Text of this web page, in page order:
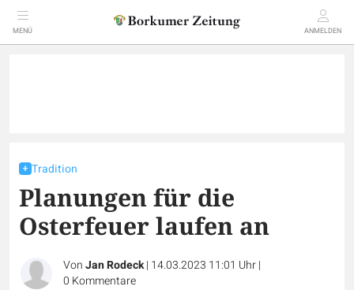
MENÜ ANMELDEN
Tradition
Planungen für die
Osterfeuer laufen an
VonJan Rodeck| 14.03.2023 11:01 Uhr|
0 Kommentare